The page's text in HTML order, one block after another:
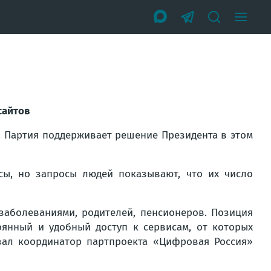
поддерживает решение Президента в этом
но запросы людей показывают, что их число
родителей, пенсионеров. Позиция
и удобный доступ к сервисам, от которых
координатор партпроекта «Цифровая Россия»